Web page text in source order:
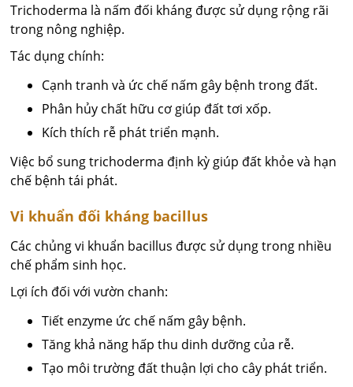
Trichoderma là nấm đối kháng được sử dụng rộng rãi
trong nông nghiệp.
Tác dụng chính:
Cạnh tranh và ức chế nấm gây bệnh trong đất.
Phân hủy chất hữu cơ giúp đất tơi xốp.
Kích thích rễ phát triển mạnh.
Việc bổ sung trichoderma định kỳ giúp đất khỏe và hạn
chế bệnh tái phát.
Vi khuẩn đối kháng bacillus
Các chủng vi khuẩn bacillus được sử dụng trong nhiều
chế phẩm sinh học.
Lợi ích đối với vườn chanh:
Tiết enzyme ức chế nấm gây bệnh.
Tăng khả năng hấp thu dinh dưỡng của rễ.
Tạo môi trường đất thuận lợi cho cây phát triển.